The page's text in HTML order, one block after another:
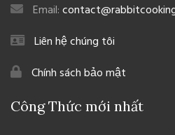
Email:
Liên hệ chúng tôi
Chính sách bảo mật
Công Thức mới nhất